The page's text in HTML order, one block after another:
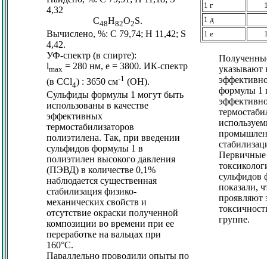
4,32
C48H82O2S.
Вычислено, %: С 79,74; Н 11,42; S
4,42.
УФ-спектр (в спирте):
lmax = 280 нм, e = 3800. ИК-спектр
(в CCl4) : 3650 см-1 (ОН).
Сульфиды формулы 1 могут быть
использованы в качестве
эффективных
термостабилизаторов
полиэтилена. Так, при введении
сульфидов формулы 1 в
полиэтилен высокого давления
(ПЭВД) в количестве 0,1%
наблюдается существенная
стабилизация физико-
механических свойств и
отсутствие окраски полученной
композиции во времени при ее
переработке на вальцах при
160°C.
Параллельно проводили опыты по
1 г
1 д
1 е
указывают
формулы 1
Первичные
сульфидов
показали,
проявляют
группе.